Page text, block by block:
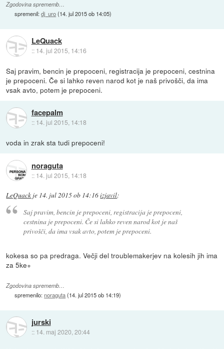
Zgodovina sprememb…
spremenil:dj_uro(14. jul 2015 ob 14:05)
LeQuack
:: 14. jul 2015, 14:16
Saj pravim, bencin je prepoceni, registracija je prepoceni, cestnina
je prepoceni. Če si lahko reven narod kot je naš privošči, da ima
vsak avto, potem je prepoceni.
facepalm
:: 14. jul 2015, 14:18
voda in zrak sta tudi prepoceni!
noraguta
:: 14. jul 2015, 14:18
LeQuack je 14. jul 2015 ob 14:16izjavil:
Saj pravim, bencin je prepoceni, registracija je prepoceni,
cestnina je prepoceni. Če si lahko reven narod kot je naš
privošči, da ima vsak avto, potem je prepoceni.
kokesa so pa predraga. Večji del troublemakerjev na kolesih jih ima
za 5ke+
Zgodovina sprememb…
spremenilo:noraguta(14. jul 2015 ob 14:19)
jurski
:: 14. maj 2020, 20:44